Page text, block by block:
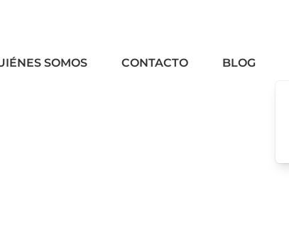
SOMOS CONTACTO BLOG